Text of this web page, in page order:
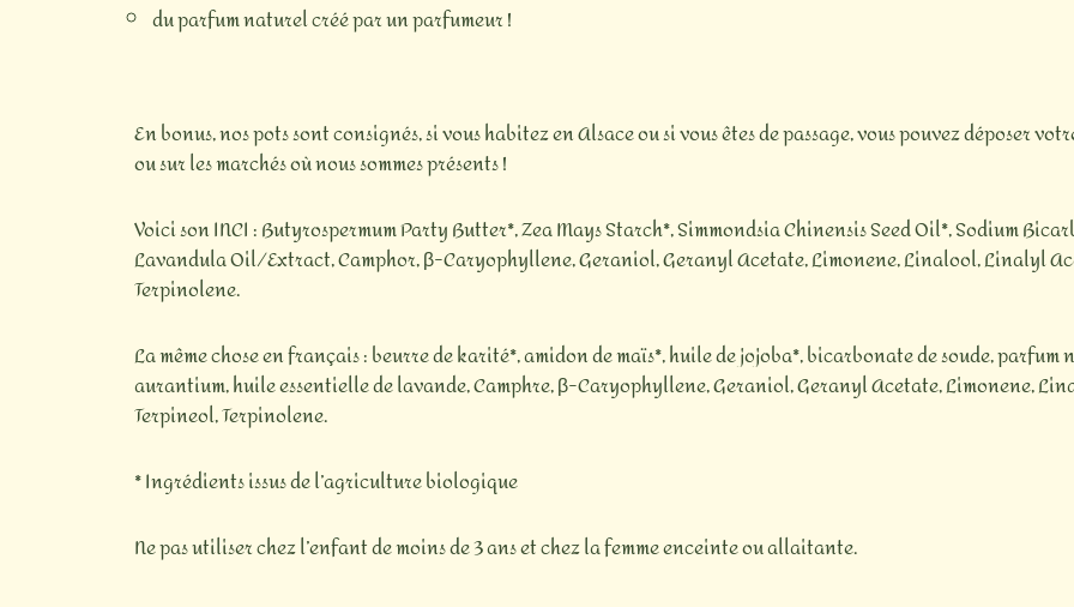
du parfum naturel créé par un parfumeur !
En bonus, nos pots sont consignés, si vous habitez en Alsace ou si vous êtes de passage, vous pouvez déposer
ou sur les marchés où nous sommes présents !
Voici son INCI : Butyrospermum Party Butter*, Zea Mays Starch*, Simmondsia Chinensis Seed Oil*, Sodium
Lavandula Oil/Extract, Camphor, β-Caryophyllene, Geraniol, Geranyl Acetate, Limonene, Linalool, Linalyl
Terpinolene.
La même chose en français : beurre de karité*,amidon de maïs*,huile de jojoba*,bicarbonate de soude, parfum
aurantium, huile essentielle de lavande, Camphre, β-Caryophyllene, Geraniol, Geranyl Acetate, Limonene,
Terpineol, Terpinolene.
* Ingrédients issus de l’agriculture biologique
Ne pas utiliser chez l’enfant de moins de 3 ans et chez la femme enceinte ou allaitante.